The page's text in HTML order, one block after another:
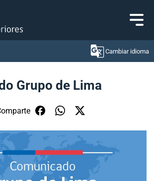
al contenido
Cambiar idioma
Grupo de Lima